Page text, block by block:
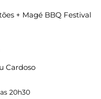
+ Magé BBQ Festival
Cardoso
20h30